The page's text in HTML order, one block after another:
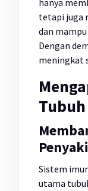
hanya
tetapi juga
dan
Dengan
meningkat
Sistem
utama